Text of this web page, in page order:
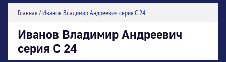
Главная/Иванов Владимир Андреевич серия С 24
Иванов Владимир Андреевич
серия С 24